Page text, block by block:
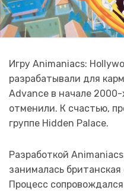
Игру Animaniacs:
разрабатывали для
Advance в начале 2000-
отменили. К счастью,
группе Hidden Palace.
Разработкой
занималась
Процесс